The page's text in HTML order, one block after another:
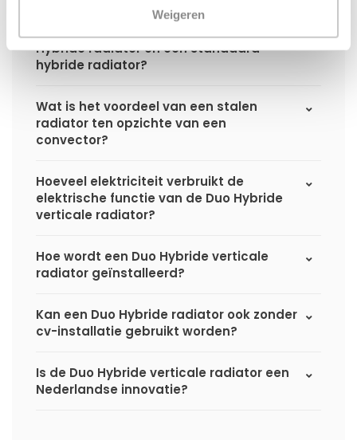
Weigeren
Hybride radiator en een standaard
hybride radiator?
Wat is het voordeel van een stalen
radiator ten opzichte van een
convector?
Hoeveel elektriciteit verbruikt de
elektrische functie van de Duo Hybride
verticale radiator?
Hoe wordt een Duo Hybride verticale
radiator geïnstalleerd?
Kan een Duo Hybride radiator ook zonder
cv-installatie gebruikt worden?
Is de Duo Hybride verticale radiator een
Nederlandse innovatie?